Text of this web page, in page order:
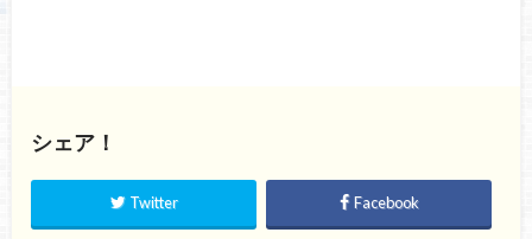
シェア！
Twitter Facebook